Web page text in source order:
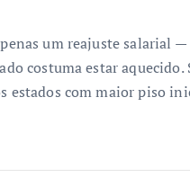
um reajuste salarial
costuma estar aquecido.
estados com maior piso